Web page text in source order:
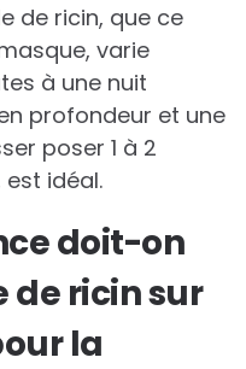
de ricin, que ce
varie
à une nuit
profondeur et une
poser 1 à 2
idéal.
doit-on
de ricin sur
la